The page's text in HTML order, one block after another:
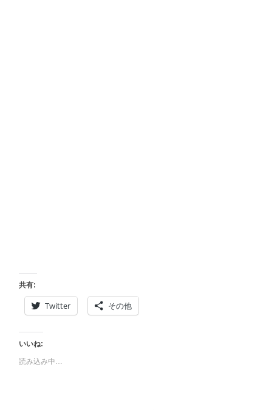
共有:
Twitter その他
いいね:
読み込み中…